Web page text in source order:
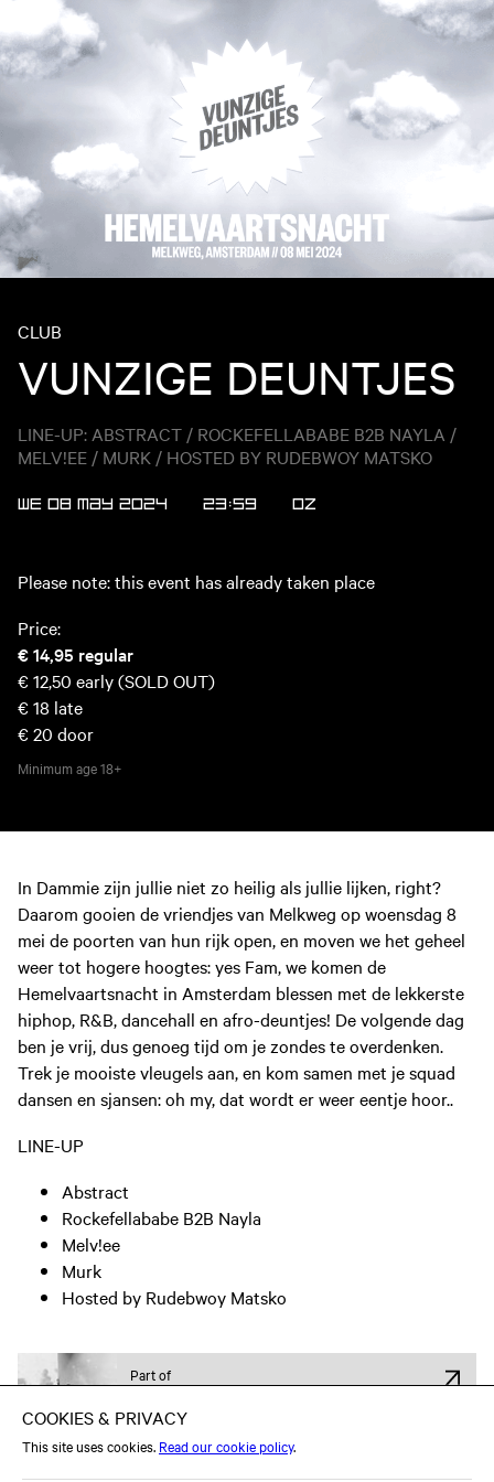
CLUB
VUNZIGE DEUNTJES
LINE-UP: ABSTRACT / ROCKEFELLABABE B2B NAYLA /
MELV!EE / MURK / HOSTED BY RUDEBWOY MATSKO
WE 08 MAY 2024 23:59 OZ
Please note: this event has already taken place
Price:
€ 14,95 regular
€ 12,50 early (SOLD OUT)
€ 18 late
€ 20 door
Minimum age18+
In Dammie zijn jullie niet zo heilig als jullie lijken, right?
Daarom gooien de vriendjes van Melkweg op woensdag 8
mei de poorten van hun rijk open, en moven we het geheel
weer tot hogere hoogtes: yes Fam, we komen de
Hemelvaartsnacht in Amsterdam blessen met de lekkerste
hiphop, R&B, dancehall en afro-deuntjes! De volgende dag
ben je vrij, dus genoeg tijd om je zondes te overdenken.
Trek je mooiste vleugels aan, en kom samen met je squad
dansen en sjansen: oh my, dat wordt er weer eentje hoor..
LINE-UP
Abstract
Rockefellababe B2B Nayla
Melv!ee
Murk
Hosted by Rudebwoy Matsko
Part of
Hiphop